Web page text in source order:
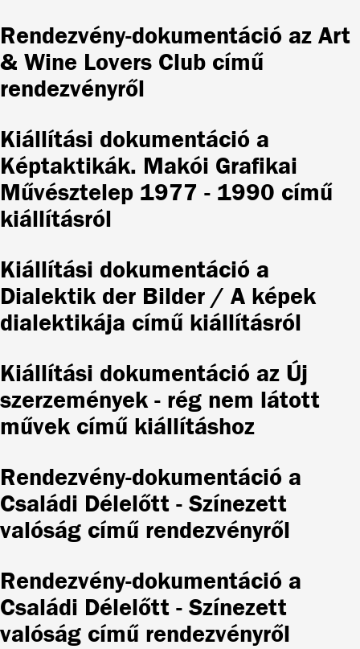
Rendezvény-dokumentáció az Art
& Wine Lovers Club című
rendezvényről
Kiállítási dokumentáció a
Képtaktikák. Makói Grafikai
Művésztelep 1977 - 1990 című
kiállításról
Kiállítási dokumentáció a
Dialektik der Bilder / A képek
dialektikája című kiállításról
Kiállítási dokumentáció az Új
szerzemények - rég nem látott
művek című kiállításhoz
Rendezvény-dokumentáció a
Családi Délelőtt - Színezett
valóság című rendezvényről
Rendezvény-dokumentáció a
Családi Délelőtt - Színezett
valóság című rendezvényről